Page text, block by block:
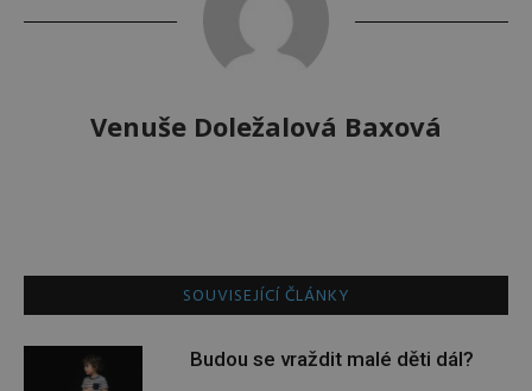
Venuše Doležalová Baxová
SOUVISEJÍCÍ ČLÁNKY
Budou se vraždit malé děti dál?